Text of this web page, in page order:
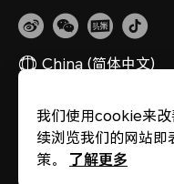
China (简体中文)
网站地图 隐私政策 使用条款
版权所有 © 荣耀终端股份
我们使用cookie来改
续浏览我们的网站
策。
了解更多